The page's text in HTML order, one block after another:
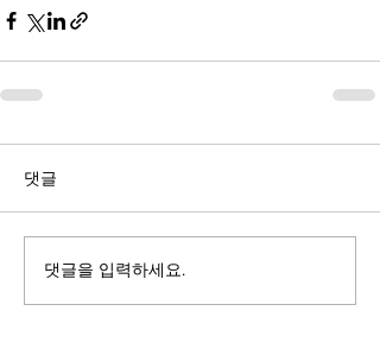
댓글
댓글을 입력하세요.